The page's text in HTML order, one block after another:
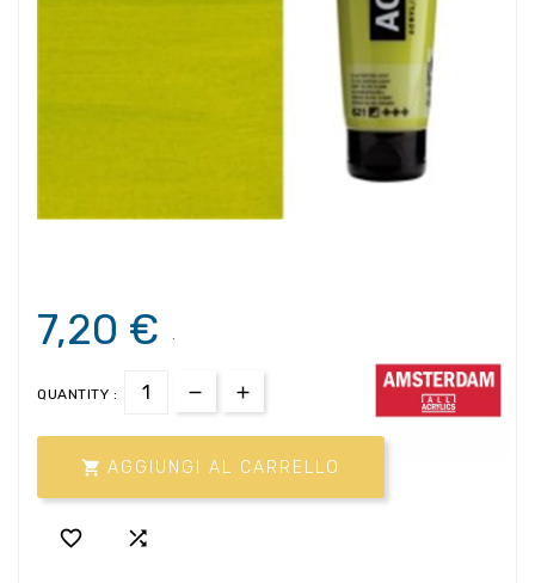
7,20 € .
QUANTITY :
 AGGIUNGI AL CARRELLO
 